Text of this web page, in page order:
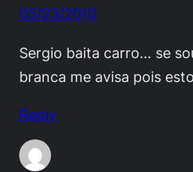
05/23/2010
Sergio baita carro… se
branca me avisa pois
Reply